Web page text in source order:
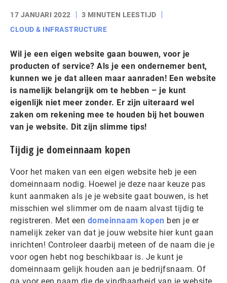
17 JANUARI 2022
3 MINUTEN LEESTIJD
CLOUD & INFRASTRUCTURE
Wil je een eigen website gaan bouwen, voor je
producten of service? Als je een ondernemer bent,
kunnen we je dat alleen maar aanraden! Een website
is namelijk belangrijk om te hebben – je kunt
eigenlijk niet meer zonder. Er zijn uiteraard wel
zaken om rekening mee te houden bij het bouwen
van je website. Dit zijn slimme tips!
Tijdig je domeinnaam kopen
Voor het maken van een eigen website heb je een
domeinnaam nodig. Hoewel je deze naar keuze pas
kunt aanmaken als je je website gaat bouwen, is het
misschien wel slimmer om de naam alvast tijdig te
registreren. Met een domeinnaam kopen ben je er
namelijk zeker van dat je jouw website hier kunt gaan
inrichten! Controleer daarbij meteen of de naam die je
voor ogen hebt nog beschikbaar is. Je kunt je
domeinnaam gelijk houden aan je bedrijfsnaam. Of